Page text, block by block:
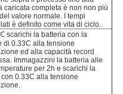
caricata completa è non non più
valore normale. I tempi
è definito come vita di ciclo.
scarichi la batteria con la
di 0.33C alla tensione
ed alla capacità record
Immagazzini la batteria alle
per 2h e scarichi la
con 0.33C alla tensione